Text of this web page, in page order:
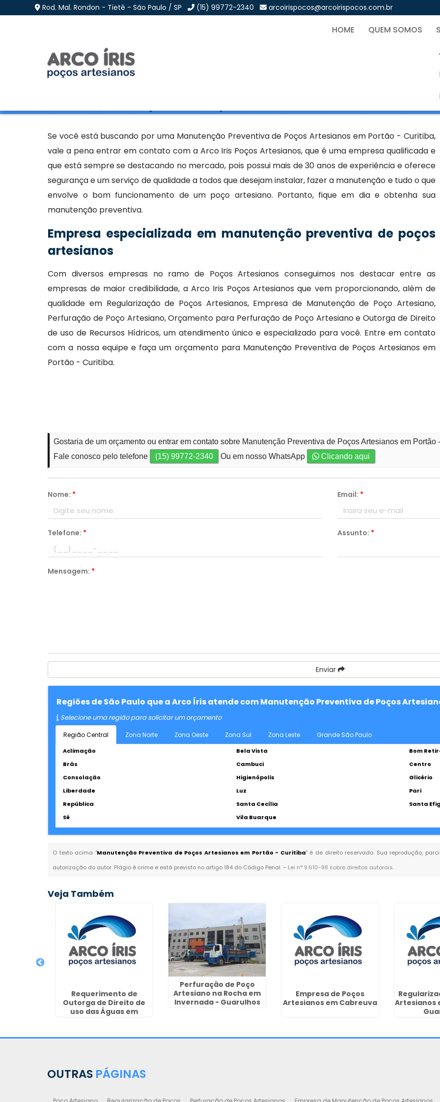
Rod. Mal. Rondon - Tietê - São Paulo / SP (15) 99772-2340 arcoirispocos@arcoirispocos.com.br
HOME QUEM SOMOS
Manutenção Preventiva de Poços Artesianos em
Se você está buscando por uma Manutenção Preventiva de Poços Artesianos em Portão - Curitiba,
vale a pena entrar em contato com a Arco Iris Poços Artesianos, que é uma empresa qualificada e
que está sempre se destacando no mercado, pois possui mais de 30 anos de experiência e oferece
segurança e um serviço de qualidade a todos que desejam instalar, fazer a manutenção e tudo o que
envolve o bom funcionamento de um poço artesiano. Portanto, fique em dia e obtenha sua
manutenção preventiva.
Empresa especializada em manutenção preventiva de poços
artesianos
Com diversos empresas no ramo de Poços Artesianos conseguimos nos destacar entre as
empresas de maior credibilidade, a Arco Iris Poços Artesianos que vem proporcionando, além de
qualidade em Regularização de Poços Artesianos, Empresa de Manutenção de Poço Artesiano,
Perfuração de Poço Artesiano, Orçamento para Perfuração de Poço Artesiano e Outorga de Direito
de uso de Recursos Hídricos, um atendimento único e especializado para você. Entre em contato
com a nossa equipe e faça um orçamento para Manutenção Preventiva de Poços Artesianos em
Portão - Curitiba.
Gostaria de um orçamento ou entrar em contato sobre Manutenção Preventiva de Poços Artesianos em Portão
Fale conosco pelo telefone
(15) 99772-2340 Ou em nosso WhatsApp Clicando aqui
Nome: * Email: *
Telefone: * Assunto: *
Mensagem: *
Enviar
Regiões de São Paulo que a Arco Íris atende com Manutenção Preventiva de Poços
Selecione uma região para solicitar um orçamento
Região Central Zona Norte Zona Oeste Zona Sul Zona Leste Grande São Paulo
Aclimação Bela Vista
Bom
Brás
Cambuci
Centro
Consolação
Higienópolis
Glicério
Liberdade
Luz
Pari
República
Santa Cecília
Santa
Sé
Vila Buarque
O texto acima "Manutenção Preventiva de Poços Artesianos em Portão - Curitiba" é de direito reservado. Sua reprodução,
autorização do autor. Plágio é crime e está previsto no artigo 184 do Código Penal. – Lei n° 9.610-98 sobre direitos autorais.
Veja Também
Requerimento de
Outorga de Direito de
uso das Águas em
Perfuração de Poço
Artesiano na Rocha em
Invernada - Guarulhos
Empresa de Poços
Artesianos em Cabreuva
Artesianos
OUTRAS PÁGINAS